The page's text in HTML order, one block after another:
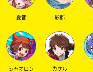
夏音 彩都
シャオロン カケル